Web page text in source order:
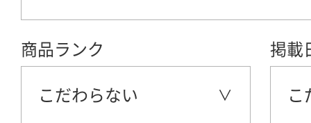
商品ランク
こだわらない
掲載
こ